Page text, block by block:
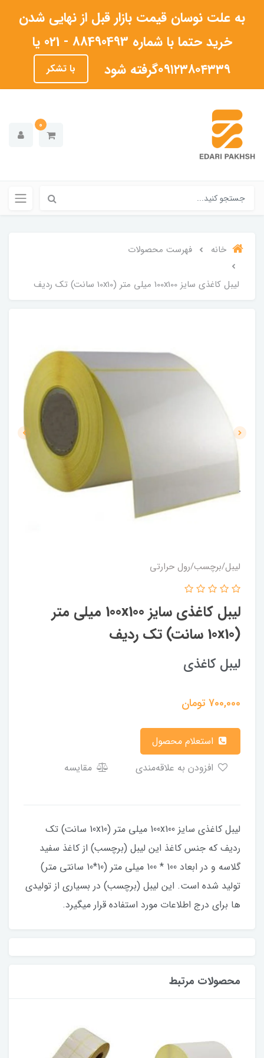
به علت نوسان قیمت بازار قبل از نهایی شدن
خرید حتما با شماره 88490493 - 021 یا
۰۹۱۲۳۸۰۴۳۳۹گرفته شود
با تشکر
0
خانه فهرست محصولات
لیبل کاغذی سایز 100x100 میلی متر (10x10 سانت) تک ردیف
لیبل/برچسب/رول حرارتی
لیبل کاغذی سایز 100x100 میلی متر
(10x10 سانت) تک ردیف
لیبل کاغذی
700,000تومان
مقایسه
لیبل کاغذی سایز 100x100 میلی متر (10x10 سانت) تک
ردیف که جنس کاغذ این لیبل (برچسب) از کاغذ سفید
گلاسه و در ابعاد 100 * 100 میلی متر (10*10 سانتی متر)
تولید شده است. این لیبل (برچسب) در بسیاری از تولیدی
ها برای درج اطلاعات مورد استفاده قرار میگیرد.
محصولات مرتبط